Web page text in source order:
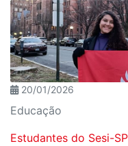
20/01/2026
Educação
Estudantes do Sesi-